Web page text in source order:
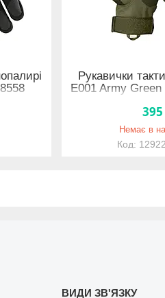
Рукавички
E001 Army
Немає в